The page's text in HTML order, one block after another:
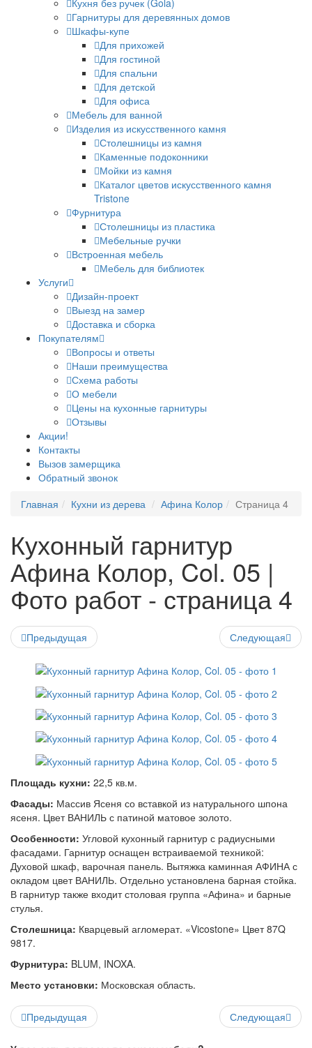
Кухня без ручек (Gola)
Гарнитуры для деревянных домов
Шкафы-купе
Для прихожей
Для гостиной
Для спальни
Для детской
Для офиса
Мебель для ванной
Изделия из искусственного камня
Столешницы из камня
Каменные подоконники
Мойки из камня
Каталог цветов искусственного камня
Tristone
Фурнитура
Столешницы из пластика
Мебельные ручки
Встроенная мебель
Мебель для библиотек
Услуги
Дизайн-проект
Выезд на замер
Доставка и сборка
Покупателям
Вопросы и ответы
Наши преимущества
Схема работы
О мебели
Цены на кухонные гарнитуры
Отзывы
Акции!
Контакты
Вызов замерщика
Обратный звонок
Главная
Кухни из дерева Афина Колор Страница 4
Кухонный гарнитур
Афина Колор, Col. 05 |
Фото работ - страница 4
Предыдущая Следующая
Площадь кухни: 22,5 кв.м.
Фасады: Массив Ясеня со вставкой из натурального шпона
ясеня. Цвет ВАНИЛЬ с патиной матовое золото.
Особенности: Угловой кухонный гарнитур с радиусными
фасадами. Гарнитур оснащен встраиваемой техникой:
Духовой шкаф, варочная панель. Вытяжка каминная АФИНА с
окладом цвет ВАНИЛЬ. Отдельно установлена барная стойка.
В гарнитур также входит столовая группа «Афина» и барные
стулья.
Столешница: Кварцевый агломерат. «Vicostone» Цвет 87Q
9817.
Фурнитура: BLUM, INOXA.
Место установки: Московская область.
Предыдущая Следующая